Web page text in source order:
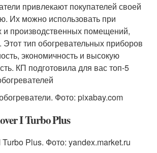
привлекают покупателей своей
Их можно использовать при
производственных помещений,
тип обогревательных приборов
экономичность и высокую
КП подготовила для вас топ-5
Фото: pixabay.com
I Turbo Plus
Plus. Фото: yandex.market.ru